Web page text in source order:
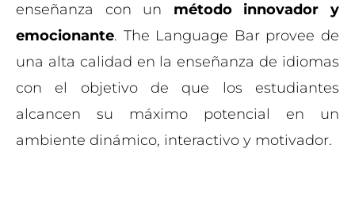
enseñanza con un método innovador y
emocionante. The Language Bar provee de
una alta calidad en la enseñanza de idiomas
con el objetivo de que los estudiantes
alcancen su máximo potencial en un
ambiente dinámico, interactivo y motivador.